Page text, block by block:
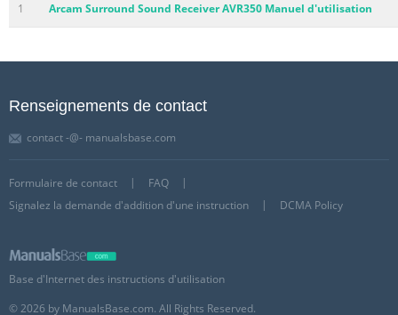
1 Arcam Surround Sound Receiver AVR350 Manuel d'utilisation
Renseignements de contact
contact -@- manualsbase.com
Formulaire de contact
FAQ
Signalez la demande d'addition d'une instruction
DCMA Policy
Base d'Internet des instructions d'utilisation
© 2026 by ManualsBase.com. All Rights Reserved.